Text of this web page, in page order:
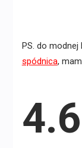
PS. do
spódnica,
4.6